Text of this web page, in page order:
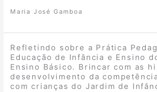
Maria José Gamboa
Refletindo sobre a Prática
Educação de Infância e Ensino
Ensino Básico. Brincar com as
desenvolvimento da
com crianças do Jardim de